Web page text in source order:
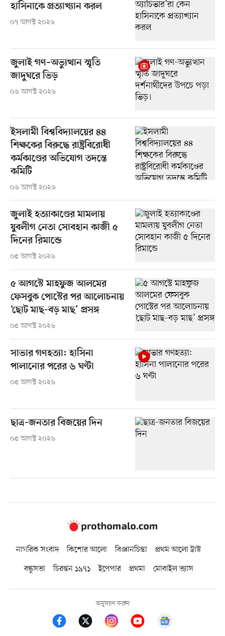
হাসিনাকে প্রত্যাখ্যান করল
০৭ আগস্ট ২০২৬
জুলাই গণ–অভ্যুত্থান স্মৃতি
জাদুঘরে ভিড়
০৬ আগস্ট ২০২৬
ইসলামী বিশ্ববিদ্যালয়ের ৪৪
শিক্ষকের বিরুদ্ধে রাষ্ট্রবিরোধী
কর্মকাণ্ডের অভিযোগ তদন্তে
কমিটি
০৬ আগস্ট ২০২৬
জুলাই হত্যাকাণ্ডের মামলায়
যুবলীগ নেতা সোবহান কাজী ৫
দিনের রিমান্ডে
০৫ আগস্ট ২০২৬
৫ আগস্টে মাহফুজ আলমের
ফেসবুক পোস্টের পর আলোচনায়
‘ছোট মাছ-বড় মাছ’ প্রসঙ্গ
০৫ আগস্ট ২০২৬
সাভার গণহত্যা: হাসিনা
পালানোর পরের ৬ ঘণ্টা
০৫ আগস্ট ২০২৬
ছাত্র-জনতার বিজয়ের দিন
০৫ আগস্ট ২০২৬
নাগরিক সংবাদ কিশোর আলো বিজ্ঞানচিন্তা
প্রথম আলো ট্রাস্ট
বন্ধুসভা
চিরন্তন ১৯৭১ ইপেপার প্রথমা মোবাইল ভ্যাস
অনুসরণ করুন